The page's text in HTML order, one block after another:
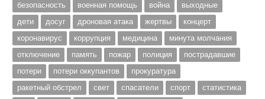
безопасность
военная помощь война
выходные
дети
досуг дроновая атака жертвы
концерт
коронавирус
коррупция медицина
минута молчания
отключение
память пожар полиция
пострадавшие
потери
потери оккупантов
прокуратура
ракетный обстрел
свет спасатели спорт
статистика